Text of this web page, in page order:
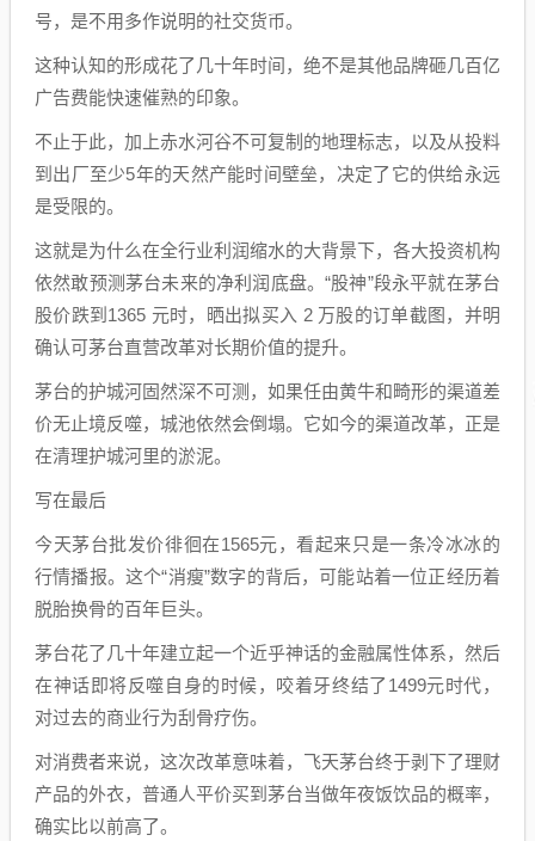
号，是不用多作说明的社交货币。
这种认知的形成花了几十年时间，绝不是其他品牌砸几百亿
广告费能快速催熟的印象。
不止于此，加上赤水河谷不可复制的地理标志，以及从投料
到出厂至少5年的天然产能时间壁垒，决定了它的供给永远
是受限的。
这就是为什么在全行业利润缩水的大背景下，各大投资机构
依然敢预测茅台未来的净利润底盘。“股神”段永平就在茅台
股价跌到1365 元时，晒出拟买入 2 万股的订单截图，并明
确认可茅台直营改革对长期价值的提升。
茅台的护城河固然深不可测，如果任由黄牛和畸形的渠道差
价无止境反噬，城池依然会倒塌。它如今的渠道改革，正是
在清理护城河里的淤泥。
写在最后
今天茅台批发价徘徊在1565元，看起来只是一条冷冰冰的
行情播报。这个“消瘦”数字的背后，可能站着一位正经历着
脱胎换骨的百年巨头。
茅台花了几十年建立起一个近乎神话的金融属性体系，然后
在神话即将反噬自身的时候，咬着牙终结了1499元时代，
对过去的商业行为刮骨疗伤。
对消费者来说，这次改革意味着，飞天茅台终于剥下了理财
产品的外衣，普通人平价买到茅台当做年夜饭饮品的概率，
确实比以前高了。